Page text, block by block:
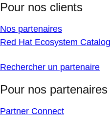
Pour nos clients
Nos partenaires
Red Hat Ecosystem Catalog
Rechercher un partenaire
Pour nos partenaires
Partner Connect